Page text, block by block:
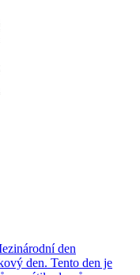
den
den. Tento den je